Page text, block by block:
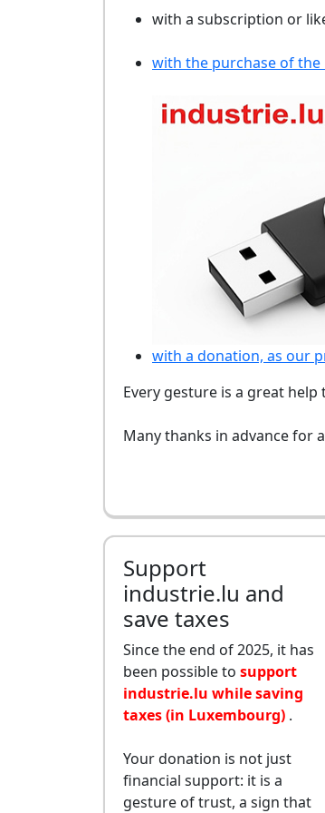
with a subscription or
with the purchase of the
with a donation, as our
Every gesture is a great help
Many thanks in advance for
Support
industrie.lu and
save taxes
Since the end of 2025, it has
been possible to support
industrie.lu while saving
taxes (in Luxembourg) .
Your donation is not just
financial support: it is a
gesture of trust, a sign that